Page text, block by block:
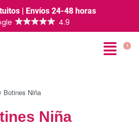
| Envíos 24-48 horas
1
Botines Niña
Niña